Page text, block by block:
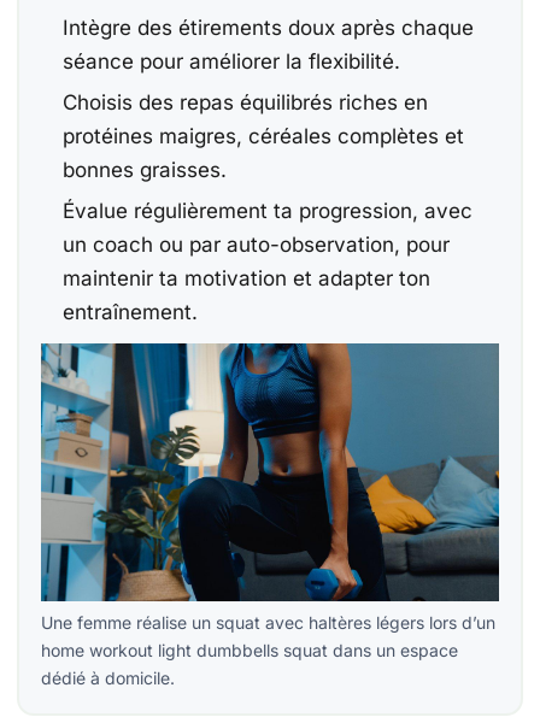
Intègre des étirements doux après chaque
séance pour améliorer la flexibilité.
Choisis des repas équilibrés riches en
protéines maigres, céréales complètes et
bonnes graisses.
Évalue régulièrement ta progression, avec
un coach ou par auto-observation, pour
maintenir ta motivation et adapter ton
entraînement.
Une femme réalise un squat avec haltères légers lors d’un
home workout light dumbbells squat dans un espace
dédié à domicile.